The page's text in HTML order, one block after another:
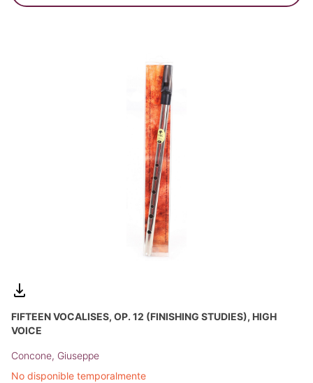
FIFTEEN VOCALISES, OP. 12 (FINISHING STUDIES), HIGH
VOICE
Concone, Giuseppe
No disponible temporalmente